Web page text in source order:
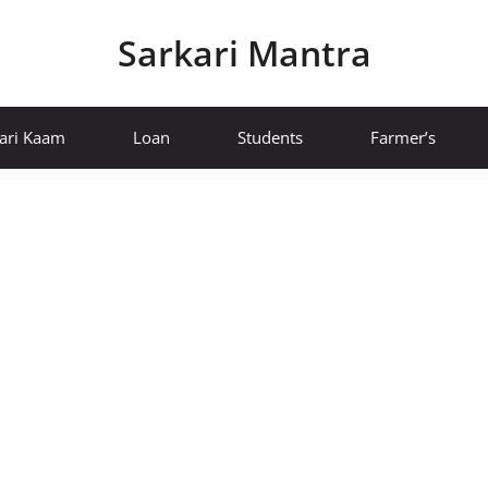
Sarkari Mantra
Kaam Loan Students Farmer’s